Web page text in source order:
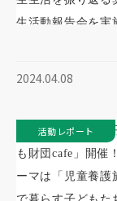
2024.04.08
活動レポート